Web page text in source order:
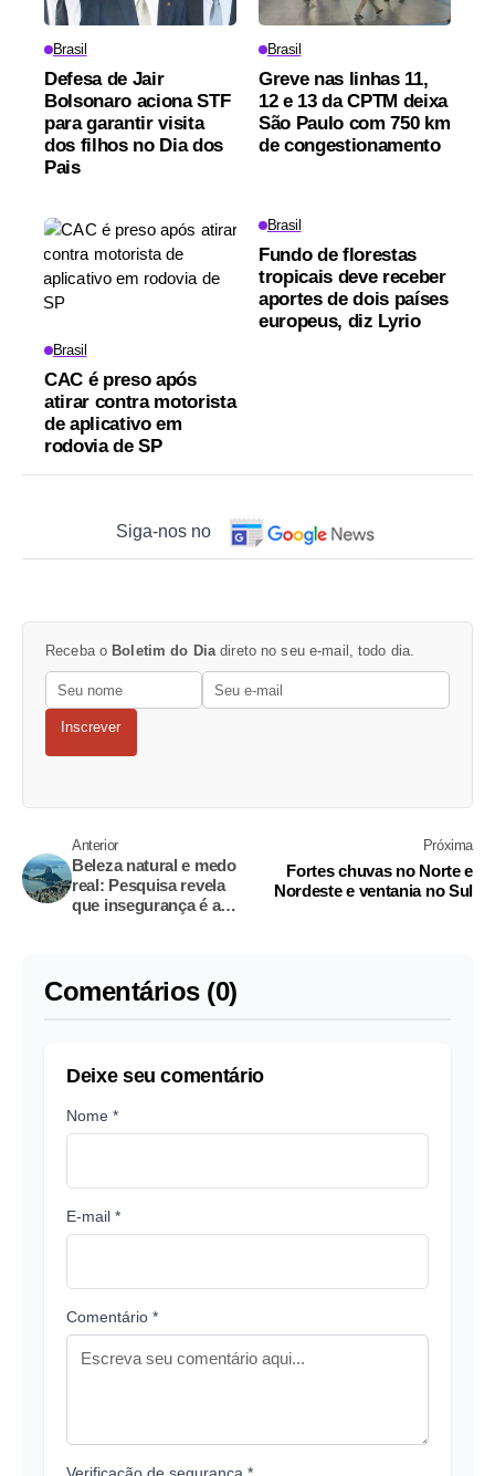
Brasil
Defesa de Jair
Bolsonaro aciona STF
para garantir visita
dos filhos no Dia dos
Pais
Brasil
Greve nas linhas 11,
12 e 13 da CPTM deixa
São Paulo com 750 km
de congestionamento
Brasil
CAC é preso após
atirar contra motorista
de aplicativo em
rodovia de SP
Brasil
Fundo de florestas
tropicais deve receber
aportes de dois países
europeus, diz Lyrio
Siga-nos no
Receba o Boletim do Dia direto no seu e-mail, todo dia.
Inscrever
Anterior
Beleza natural e medo
real: Pesquisa revela
que insegurança é a
Próxima
Fortes chuvas no Norte e
Nordeste e ventania no Sul
Comentários (0)
Deixe seu comentário
Nome *
E-mail *
Comentário *